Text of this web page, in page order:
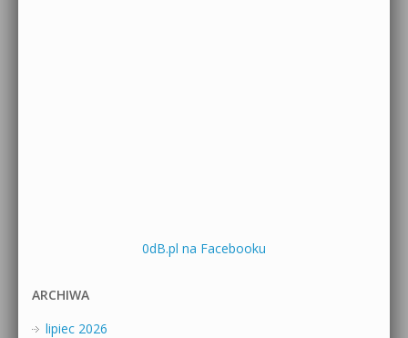
0dB.pl na Facebooku
ARCHIWA
lipiec 2026